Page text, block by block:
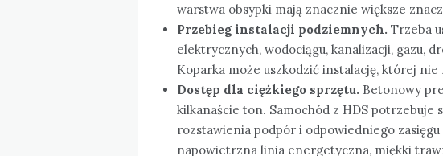
warstwa obsypki mają znacznie większe
Przebieg instalacji podziemnych. Trzeba
elektrycznych, wodociągu, kanalizacji, gazu,
Koparka może uszkodzić instalację, której
Dostęp dla ciężkiego sprzętu. Betonowy
kilkanaście ton. Samochód z HDS potrzebuje
rozstawienia podpór i odpowiedniego
napowietrzna linia energetyczna, miękki